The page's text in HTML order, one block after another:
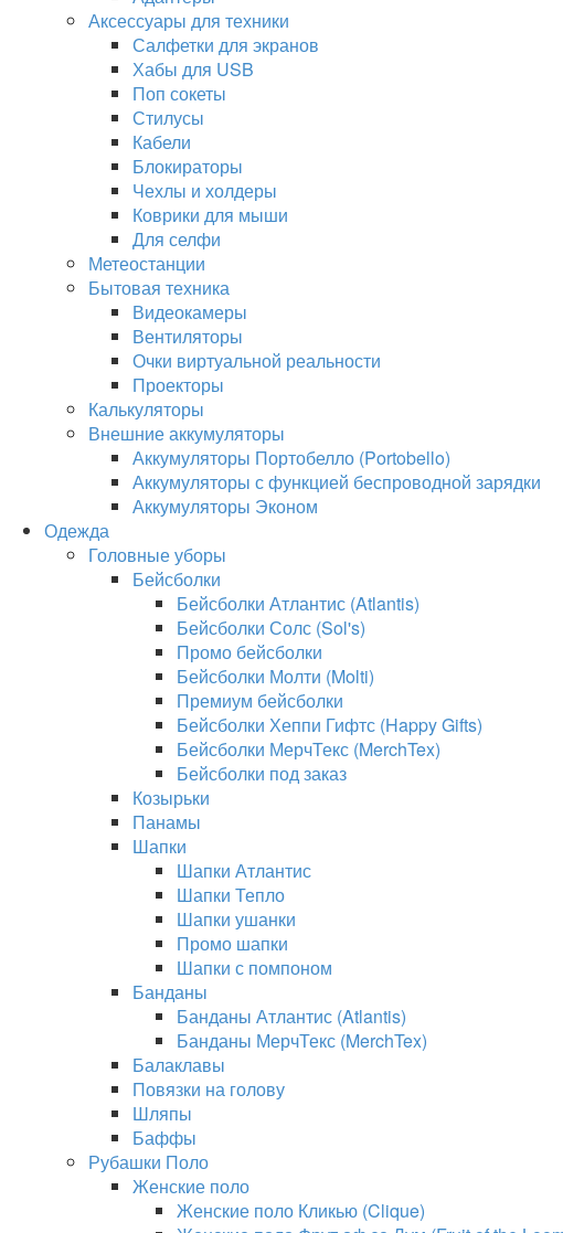
Аксессуары для техники
Салфетки для экранов
Хабы для USB
Поп сокеты
Стилусы
Кабели
Блокираторы
Чехлы и холдеры
Коврики для мыши
Для селфи
Метеостанции
Бытовая техника
Видеокамеры
Вентиляторы
Очки виртуальной реальности
Проекторы
Калькуляторы
Внешние аккумуляторы
Аккумуляторы Портобелло (Portobello)
Аккумуляторы с функцией беспроводной зарядки
Аккумуляторы Эконом
Одежда
Головные уборы
Бейсболки
Бейсболки Атлантис (Atlantis)
Бейсболки Солс (Sol's)
Промо бейсболки
Бейсболки Молти (Molti)
Премиум бейсболки
Бейсболки Хеппи Гифтс (Happy Gifts)
Бейсболки МерчТекс (MerchTex)
Бейсболки под заказ
Козырьки
Панамы
Шапки
Шапки Атлантис
Шапки Тепло
Шапки ушанки
Промо шапки
Шапки с помпоном
Банданы
Банданы Атлантис (Atlantis)
Банданы МерчТекс (MerchTex)
Балаклавы
Повязки на голову
Шляпы
Баффы
Рубашки Поло
Женские поло
Женские поло Кликью (Clique)